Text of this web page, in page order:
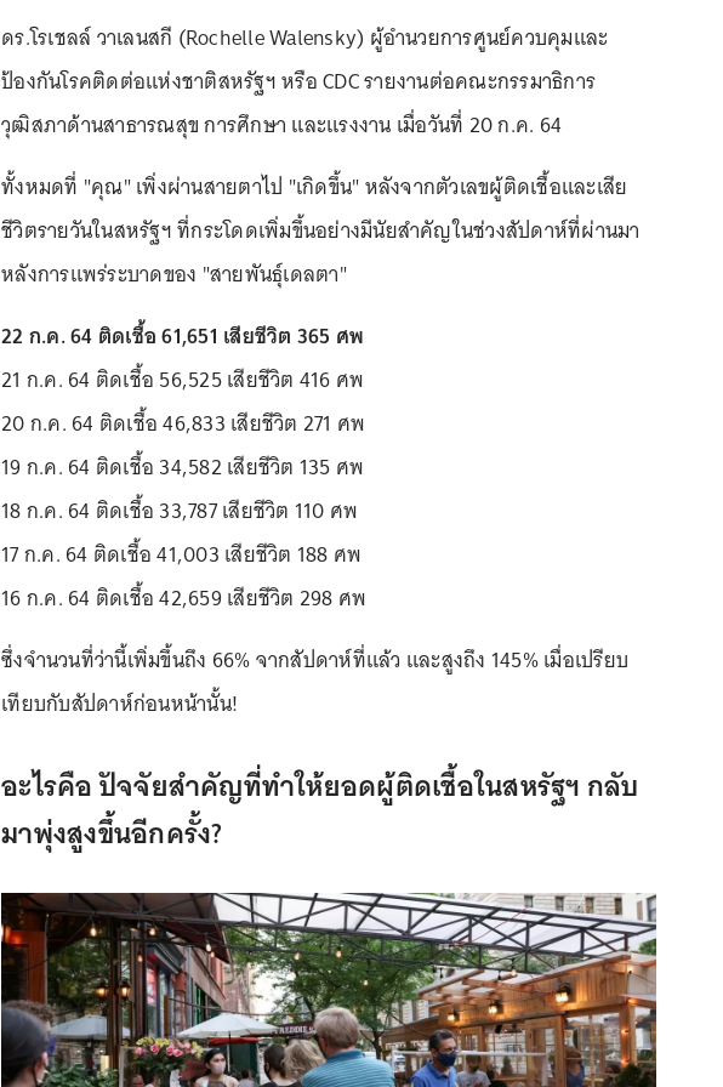
ดร.โรเชลล์ วาเลนสกี (Rochelle Walensky) ผู้อำนวยการศูนย์ควบคุมและ
ป้องกันโรคติดต่อแห่งชาติสหรัฐฯ หรือ CDC รายงานต่อคณะกรรมาธิการ
วุฒิสภาด้านสาธารณสุข การศึกษา และแรงงาน เมื่อวันที่ 20 ก.ค. 64
ทั้งหมดที่ "คุณ" เพิ่งผ่านสายตาไป "เกิดขึ้น" หลังจากตัวเลขผู้ติดเชื้อและเสีย
ชีวิตรายวันในสหรัฐฯ ที่กระโดดเพิ่มขึ้นอย่างมีนัยสำคัญในช่วงสัปดาห์ที่ผ่านมา
หลังการแพร่ระบาดของ "สายพันธุ์เดลตา"
22 ก.ค. 64 ติดเชื้อ 61,651 เสียชีวิต 365 ศพ
21 ก.ค. 64 ติดเชื้อ 56,525 เสียชีวิต 416 ศพ
20 ก.ค. 64 ติดเชื้อ 46,833 เสียชีวิต 271 ศพ
19 ก.ค. 64 ติดเชื้อ 34,582 เสียชีวิต 135 ศพ
18 ก.ค. 64 ติดเชื้อ 33,787 เสียชีวิต 110 ศพ
17 ก.ค. 64 ติดเชื้อ 41,003 เสียชีวิต 188 ศพ
16 ก.ค. 64 ติดเชื้อ 42,659 เสียชีวิต 298 ศพ
ซึ่งจำนวนที่ว่านี้เพิ่มขึ้นถึง 66% จากสัปดาห์ที่แล้ว และสูงถึง 145% เมื่อเปรียบ
เทียบกับสัปดาห์ก่อนหน้านั้น!
อะไรคือ ปัจจัยสำคัญที่ทำให้ยอดผู้ติดเชื้อในสหรัฐฯ กลับ
มาพุ่งสูงขึ้นอีกครั้ง?